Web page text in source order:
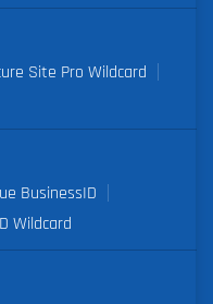
Site Pro Wildcard
BusinessID
Wildcard